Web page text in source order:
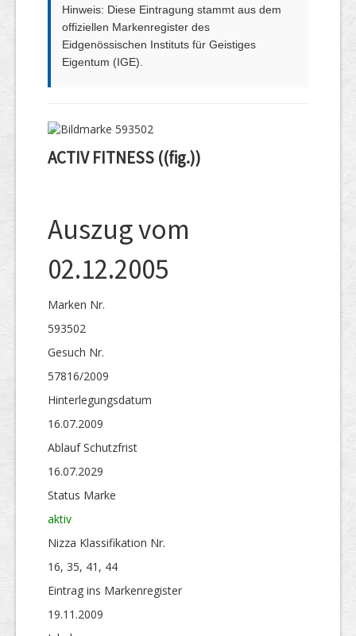
Hinweis: Diese Eintragung stammt aus dem
offiziellen Markenregister des
Eidgenössischen Instituts für Geistiges
Eigentum (IGE).
ACTIV FITNESS ((fig.))
Auszug vom
02.12.2005
Marken Nr.
593502
Gesuch Nr.
57816/2009
Hinterlegungs­datum
16.07.2009
Ablauf Schutzfrist
16.07.2029
Status Marke
aktiv
Nizza Klassifikation Nr.
16, 35, 41, 44
Eintrag ins Markenregister
19.11.2009